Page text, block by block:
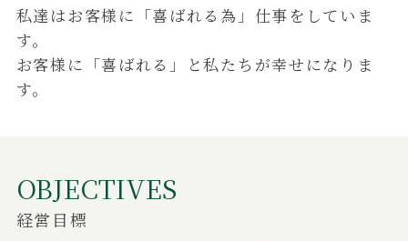
私達はお客様に「喜ばれる為」仕事をしていま
す。
お客様に「喜ばれる」と私たちが幸せになりま
す。
OBJECTIVES
経営目標